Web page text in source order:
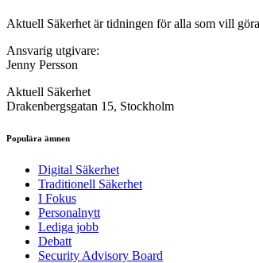
Aktuell Säkerhet är tidningen för alla som vill
Ansvarig utgivare:
Jenny Persson
Aktuell Säkerhet
Drakenbergsgatan 15, Stockholm
Populära ämnen
Digital Säkerhet
Traditionell Säkerhet
I Fokus
Personalnytt
Lediga jobb
Debatt
Security Advisory Board